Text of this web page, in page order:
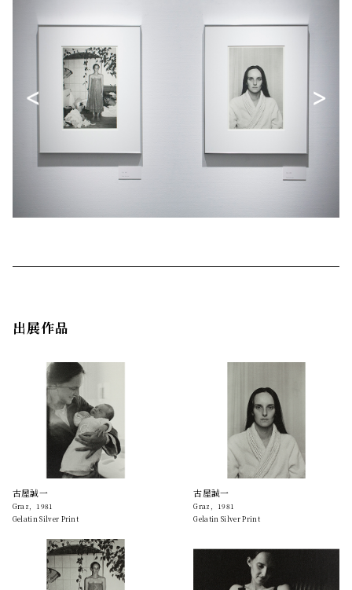
< >
出展作品
古屋誠一
Graz，1981
Gelatin Silver Print
古屋誠一
Graz，1981
Gelatin Silver Print